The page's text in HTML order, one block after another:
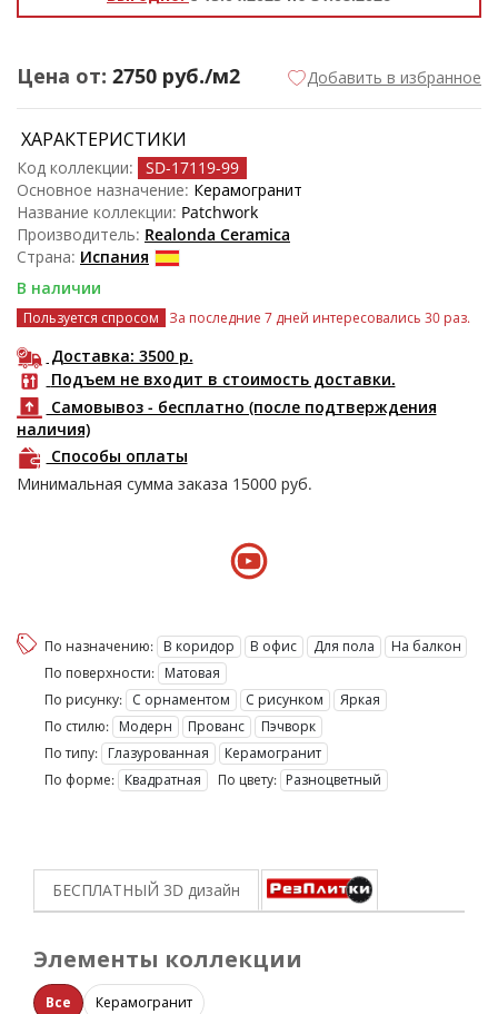
Цена от: 2750 руб./м2 Добавить в избранное
ХАРАКТЕРИСТИКИ
Код коллекции: SD-17119-99
Основное назначение: Керамогранит
Название коллекции: Patchwork
Производитель: Realonda Ceramica
Страна: Испания
В наличии
Пользуется спросом За последние 7 дней интересовались 30 раз.
Доставка: 3500 р.
Подъем не входит в стоимость доставки.
Самовывоз - бесплатно (после подтверждения
наличия)
Способы оплаты
Минимальная сумма заказа 15000 руб.
По назначению: В коридор В офис Для пола
На балкон
По поверхности:
Матовая
По рисунку:
С орнаментом С рисунком
Яркая
По стилю:
Модерн Прованс
Пэчворк
По типу:
Глазурованная
Керамогранит
По форме:
Квадратная По цвету: Разноцветный
БЕСПЛАТНЫЙ 3D дизайн
Элементы коллекции
Все Керамогранит